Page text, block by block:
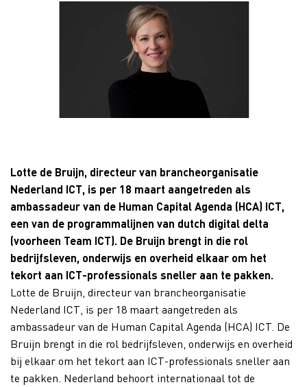
Lotte de Bruijn, directeur van brancheorganisatie
Nederland ICT, is per 18 maart aangetreden als
ambassadeur van de Human Capital Agenda (HCA) ICT,
een van de programmalijnen van dutch digital delta
(voorheen Team ICT). De Bruijn brengt in die rol
bedrijfsleven, onderwijs en overheid elkaar om het
tekort aan ICT-professionals sneller aan te pakken.
Lotte de Bruijn, directeur van brancheorganisatie
Nederland ICT, is per 18 maart aangetreden als
ambassadeur van de Human Capital Agenda (HCA) ICT. De
Bruijn brengt in die rol bedrijfsleven, onderwijs en overheid
bij elkaar om het tekort aan ICT-professionals sneller aan
te pakken. Nederland behoort internationaal tot de